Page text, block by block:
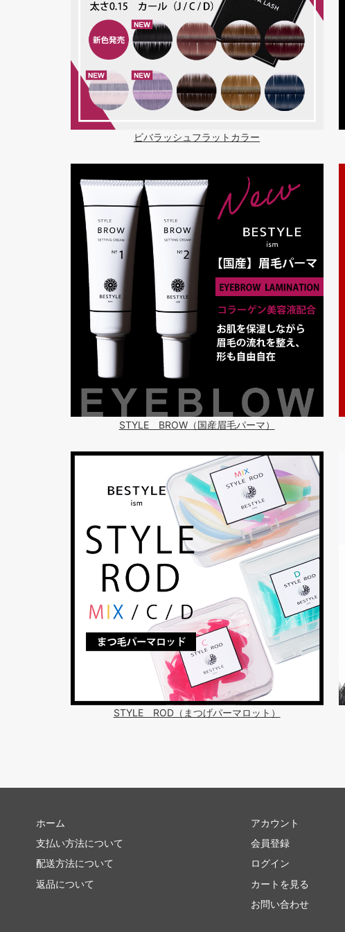
ビバラッシュフラットカラー
STYLE BROW（国産眉毛パーマ）
STYLE ROD（まつげパーマロット）
ホーム
支払い方法について
配送方法について
返品について
アカウント
会員登録
ログイン
カートを見る
お問い合わせ